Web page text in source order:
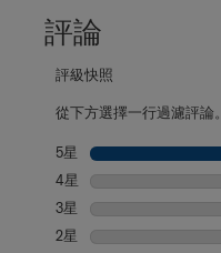
評論
評級快照
從下方選擇一行過濾評論。
5星 星級
4星 星級
3星 星級
2星 星級